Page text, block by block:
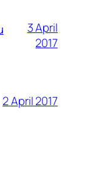
3 April
2017
2 April 2017